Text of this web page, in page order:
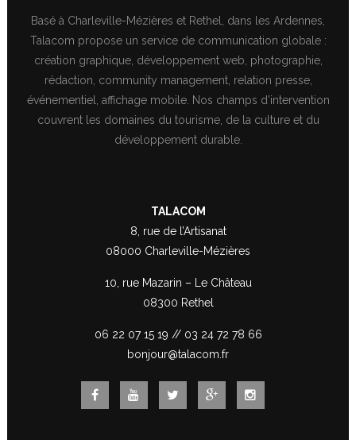
Basé à Charleville-Mézières et Rethel, dans les Ardennes,
Talacom propose un service de communication globale :
création graphique, développement web, photographie,
rédaction, community management, relation presse,
événementiel, affichage mobile. Nos champs d’intervention
couvrent les domaines du tourisme, de la culture et du
développement durable.
TALACOM
8, rue de l’Artisanat
08000 Charleville-Mézières
10, rue Mazarin – Le Château
08300 Rethel
06 22 07 15 19 // 03 24 72 78 66
bonjour@talacom.fr